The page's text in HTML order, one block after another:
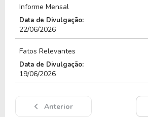
Os imóveis do fundo VINO11
principalmente em: Rio de
O fundo VINO11 cobra 1,20%
administração e possui
(preço sobre valor patrimonial)
Dividend Yeld acumulado nos
de 12.11%.
Informe Mensal
Data de Divulgação:
22/06/2026
Fatos Relevantes
Data de Divulgação:
19/06/2026
Anterior